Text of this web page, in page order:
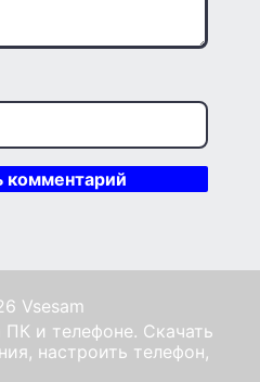
Vsesam
и телефоне. Скачать
настроить телефон,